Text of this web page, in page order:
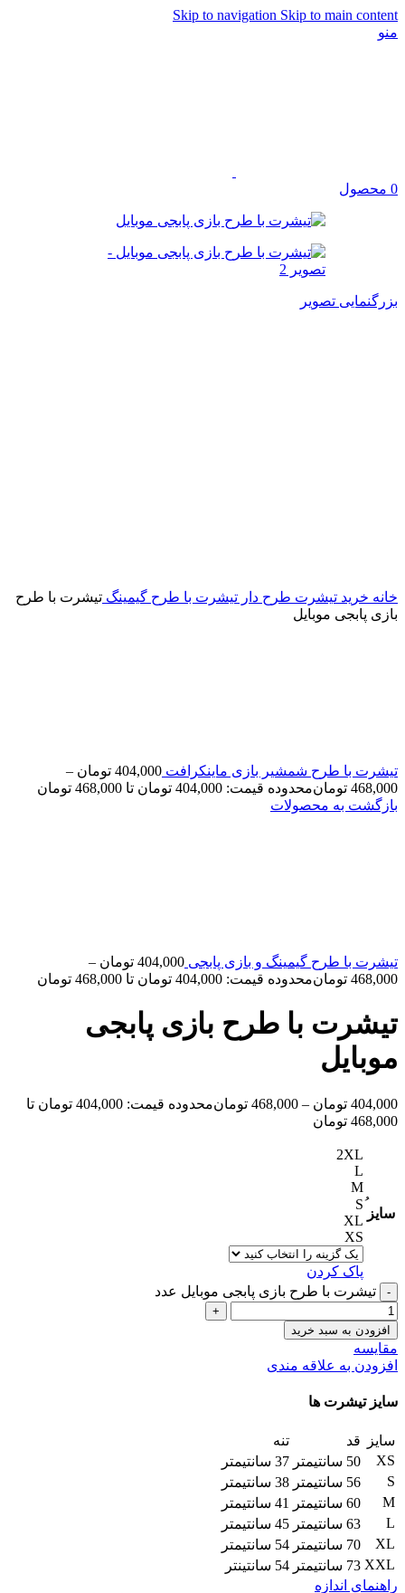
Skip to navigation Skip to main content
منو
0 محصول
بزرگنمایی تصویر
خانه خرید تیشرت طرح دار تیشرت با طرح گیمینگ تیشرت با طرح
بازی پابجی موبایل
تیشرت با طرح شمشیر بازی ماینکرافت 404,000 تومان –
468,000 تومانمحدوده قیمت: 404,000 تومان تا 468,000 تومان
بازگشت به محصولات
تیشرت با طرح گیمینگ و بازی پابجی 404,000 تومان –
468,000 تومانمحدوده قیمت: 404,000 تومان تا 468,000 تومان
تیشرت با طرح بازی پابجی
موبایل
404,000 تومان –
468,000 تومان
محدوده قیمت: 404,000 تومان تا
468,000 تومان
سایز
2XL
L
M
XL
XS
پاک کردن
تیشرت با طرح بازی پابجی موبایل عدد
افزودن به سبد خرید
مقایسه
افزودن به علاقه مندی
سایز تیشرت ها
سایز قد
تنه
XS
50 سانتیمتر
37 سانتیمتر
S
56 سانتیمتر
38 سانتیمتر
M
60 سانتیمتر
41 سانتیمتر
L
63 سانتیمتر
45 سانتیمتر
XL
70 سانتیمتر
54 سانتیمتر
XXL 73 سانتیمتر
54 سانتینتر
راهنمای اندازه